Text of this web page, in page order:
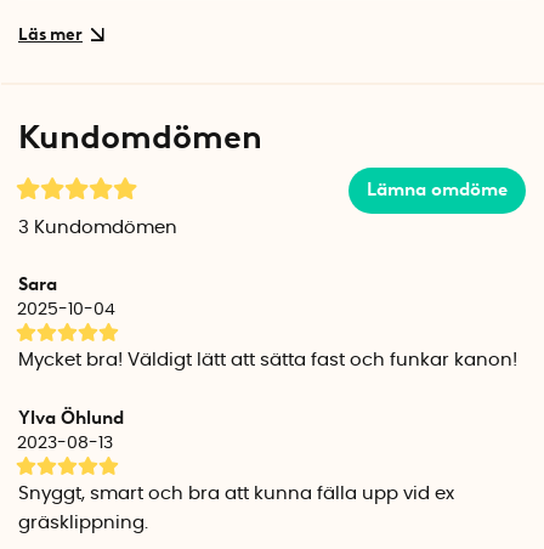
Blixtsnabb montering
i ditt stuprör med de två medföljande skruvarna och vips så
är ditt hus redo att tackla regndropparna.
När solen skiner som mest eller gräsklipparen står redo att
grannens nyfikna ögon.
Robust och redo för ett hårt klimat
Tack vare sin böjbara konstruktion tar dräneringsrännan alla
utan att den tappar formen. Snacka om motståndskraft!
Den är dessutom optimerad för riktiga väderkaruseller, då
den tål temperaturer från -40°C till 80°C. Som om det inte
vore nog så kommer Mr. Flowout med livstids garanti, så du
kan känna dig trygg i att husgrunden förblir torr och fri från
Kundomdömen
Lämna omdöme
3 Kundomdömen
Sara
2025-10-04
Mycket bra! Väldigt lätt att sätta fast och funkar kanon!
Ylva Öhlund
2023-08-13
Snyggt, smart och bra att kunna fälla upp vid ex
gräsklippning.